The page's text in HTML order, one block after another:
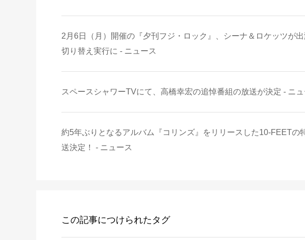
2月6日（月）開催の『夕刊フジ・ロック』、シーナ＆ロケッツが
切り替え実行に - ニュース
スペースシャワーTVにて、高橋幸宏の追悼番組の放送が決定 - ニュ
約5年ぶりとなるアルバム『コリンズ』をリリースした10-FEETの
送決定！ - ニュース
この記事につけられたタグ